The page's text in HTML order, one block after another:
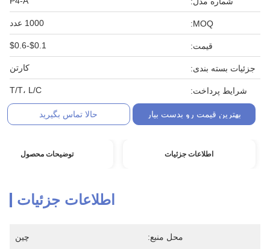
MOQ: 1000 عدد
قیمت: $0.1-$0.6
جزئیات بسته بندی: کارتن
شرایط پرداخت: T/T، L/C
بهترین قیمت رو بدست بیار حالا تماس بگیرید
اطلاعات جزئیات توضیحات محصول
اطلاعات جزئیات
محل منبع: چین